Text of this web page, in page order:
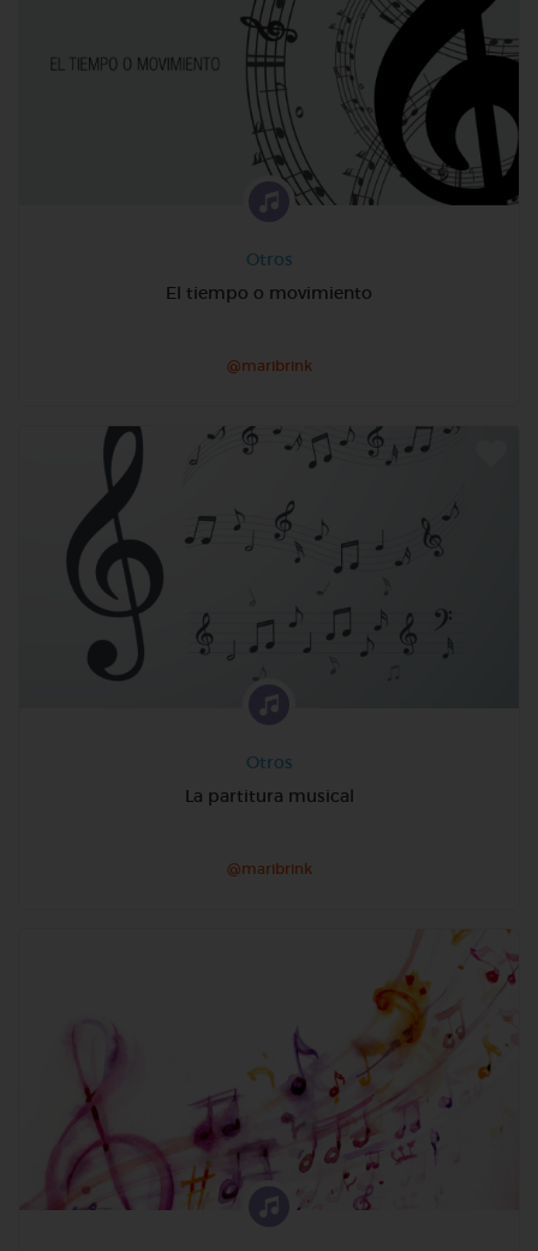
Otros
El tiempo o movimiento
@maribrink
Otros
La partitura musical
@maribrink